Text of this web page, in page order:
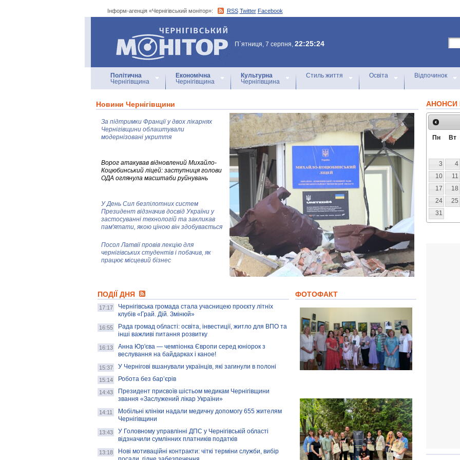
Інформ-агенція «Чернігівський монітор»: RSS Twitter Facebook
Інформ-агенція
«Чернігівський монітор»
П`ятниця, 7 серпня, 22:25:24
Політична
Чернігівщина
Економічна
Чернігівщина
Культурна
Чернігівщина
Стиль життя Освіта Відпочинок
Новини Чернігівщини
За підтримки Франції у двох лікарнях
Чернігівщини облаштували
модернізовані укриття
Ворог атакував відновлений Михайло-
Коцюбинський ліцей: заступниця голови
ОДА оглянула масштаби руйнувань
У День Сил безпілотних систем
Президент відзначив досвід України у
застосуванні технологій та закликав
пам'ятати, якою ціною він здобувається
Посол Латвії провів лекцію для
чернігівських студентів і побачив, як
працює місцевий бізнес
колекцію про війну, емоції та тварин
AB InBev Efes Україна підтримала
навчальний проєкт "Молодіжна бізнес-
школа", спрямований на розвиток
підприємництва у Чернігівській області
Золота тварина: видання Forbes
написало про чернігівця Патрона: хто і
скільки на ньому заробляє? І куди
витрачають?
ПОДІЇ ДНЯ
17:17
Чернігівська громада стала учасницею проєкту літніх
клубів «Грай. Дій. Змінюй»
16:55
Рада громад області: освіта, інвестиції, житло для ВПО та
інші важливі питання розвитку
16:13
Анна Юр'єва — чемпіонка Європи серед юніорок з
веслування на байдарках і каное!
15:37 У Чернігові вшанували українців, які загинули в полоні
15:14 Робота без бар’єрів
14:43
Президент присвоїв шістьом медикам Чернігівщини
звання «Заслужений лікар України»
14:11
Мобільні клініки надали медичну допомогу 655 жителям
Чернігівщини
13:43
У Головному управлінні ДПС у Чернігівській області
відзначили сумлінних платників податків
13:18
Нові мотиваційні контракти: чіткі терміни служби, вибір
ФОТОФАКТ
АНОНСИ
Пн Вт
3
4
10
11
17
18
24
25
31